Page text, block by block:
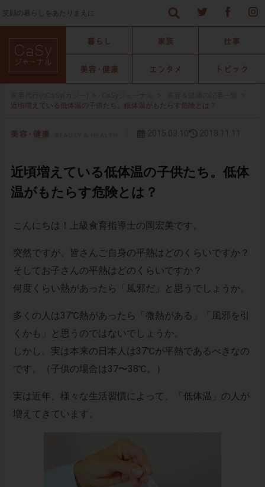
笑顔の暮らしをあたりまえに
近頃増えている低体温の子供たち。低体温がもたらす危険とは？
近頃増えている低体温の子供たち。低体
温がもたらす危険とは？
こんにちは！上級食育指導士の岡宏美です。
突然ですが、皆さんご自身の平熱はどのくらいですか？
そしてお子さんの平熱はどのくらいですか？
何度くらい熱があったら「風邪だ」と思うでしょうか。
多くの人は37℃熱があったら「微熱がある」「風邪を引
くかも」と思うのではないでしょうか。
しかし、実は本来の日本人は37℃が平熱であるべきなの
です。（子供の場合は37〜38℃。）
実は近年、様々な生活習慣によって、「低体温」の人が
増えてきています。